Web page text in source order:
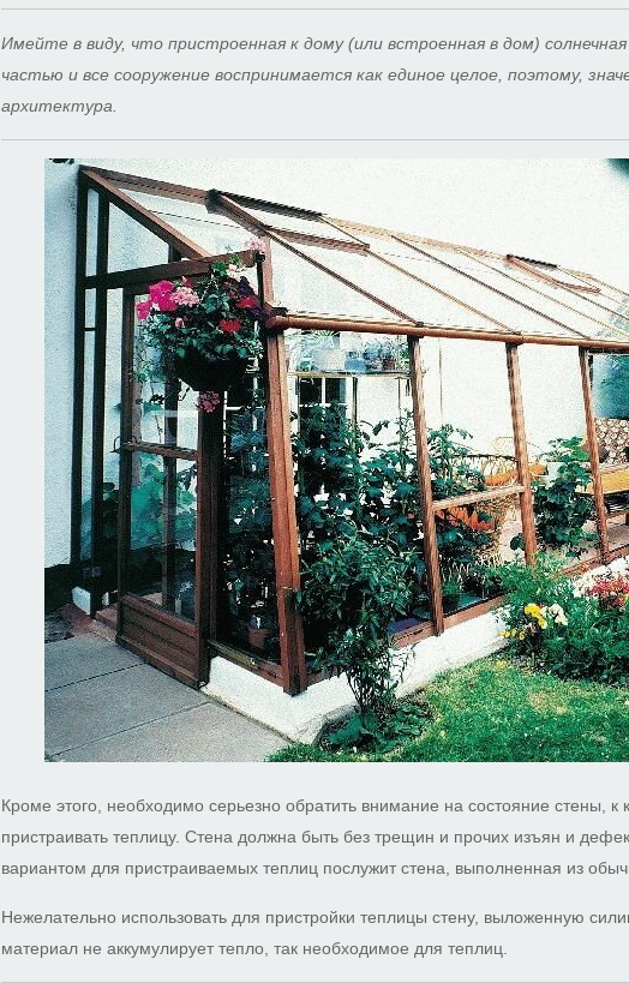
Имейте в виду, что пристроенная к дому (или встроенная в дом)
частью и все сооружение воспринимается как единое целое, поэтому,
архитектура.
Кроме этого, необходимо серьезно обратить внимание на состояние стены, к
пристраивать теплицу. Стена должна быть без трещин и прочих изъян и
вариантом для пристраиваемых теплиц послужит стена, выполненная из
Нежелательно использовать для пристройки теплицы стену, выложенную
материал не аккумулирует тепло, так необходимое для теплиц.